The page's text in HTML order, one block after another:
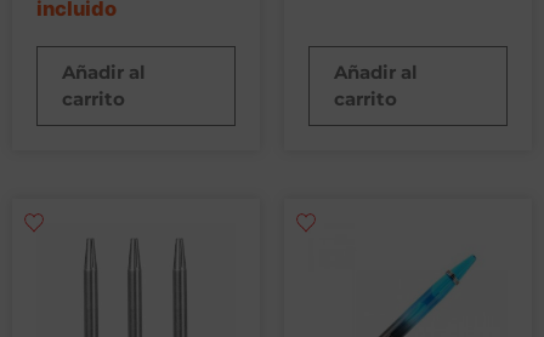
incluido
Añadir al
carrito
Añadir al
carrito